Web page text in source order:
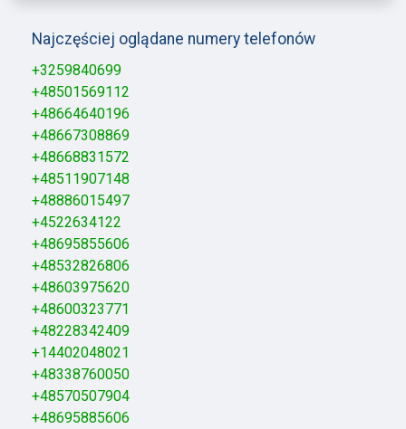
Najczęściej oglądane numery telefonów
+3259840699
+48501569112
+48664640196
+48667308869
+48668831572
+48511907148
+48886015497
+4522634122
+48695855606
+48532826806
+48603975620
+48600323771
+48228342409
+14402048021
+48338760050
+48570507904
+48695885606